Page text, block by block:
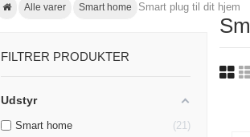
Alle varer Smart home Smart plug til dit hjem
FILTRER PRODUKTER
Udstyr
Smart home
21